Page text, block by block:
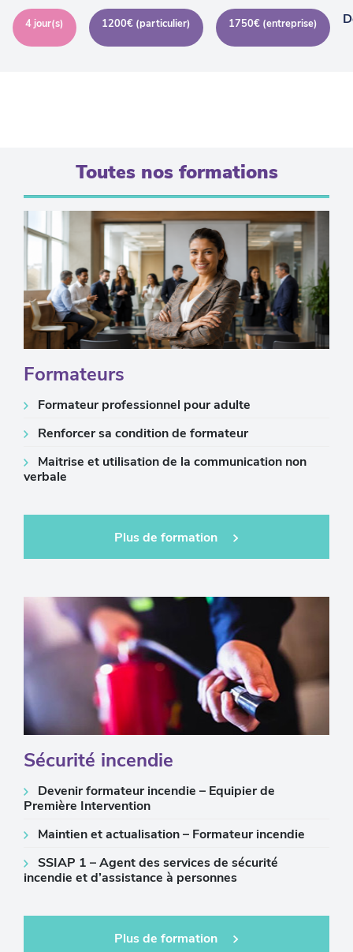
4 jour(s) 1200€ (particulier) 1750€ (entreprise)
Toutes nos formations
Formateurs
Formateur professionnel pour adulte
Renforcer sa condition de formateur
Maitrise et utilisation de la communication non
verbale
Plus de formation
Sécurité incendie
Devenir formateur incendie – Equipier de
Première Intervention
Maintien et actualisation – Formateur incendie
SSIAP 1 – Agent des services de sécurité
incendie et d’assistance à personnes
Plus de formation